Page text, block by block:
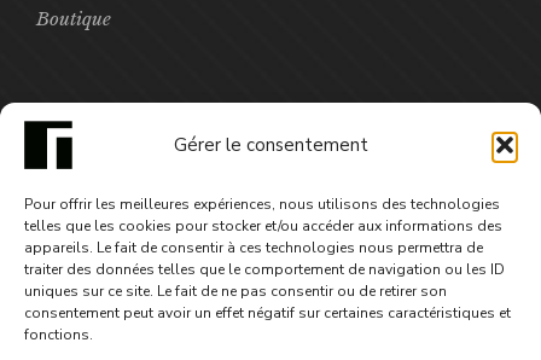
Gérer le consentement
Pour offrir les meilleures expériences, nous utilisons des technologies
telles que les cookies pour stocker et/ou accéder aux informations des
appareils. Le fait de consentir à ces technologies nous permettra de
traiter des données telles que le comportement de navigation ou les ID
uniques sur ce site. Le fait de ne pas consentir ou de retirer son
consentement peut avoir un effet négatif sur certaines caractéristiques et
fonctions.
Boutique
25,00€